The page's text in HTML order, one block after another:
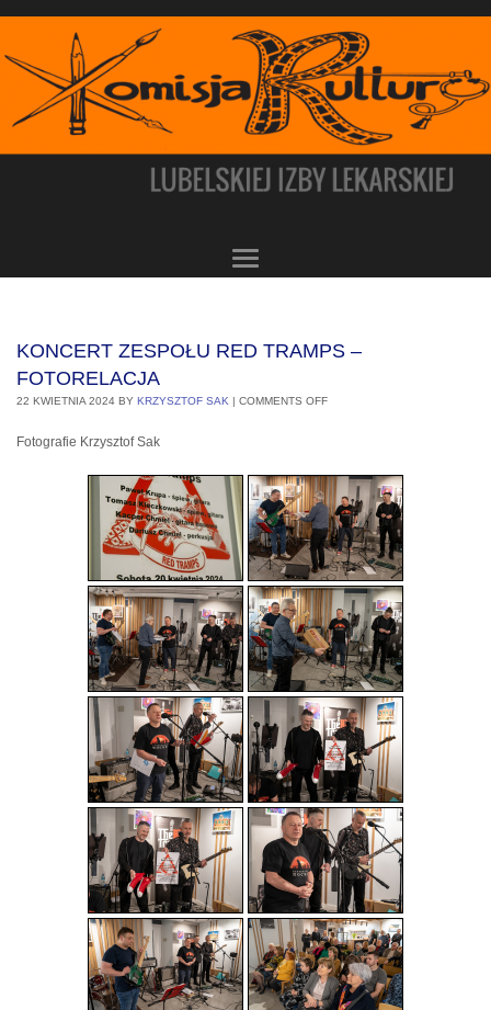
KONCERT ZESPOŁU RED TRAMPS –
FOTORELACJA
22 KWIETNIA 2024 BY KRZYSZTOF SAK | COMMENTS OFF
Fotografie Krzysztof Sak